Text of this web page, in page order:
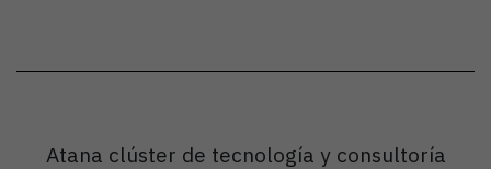
Atana clúster de tecnología y consultoría